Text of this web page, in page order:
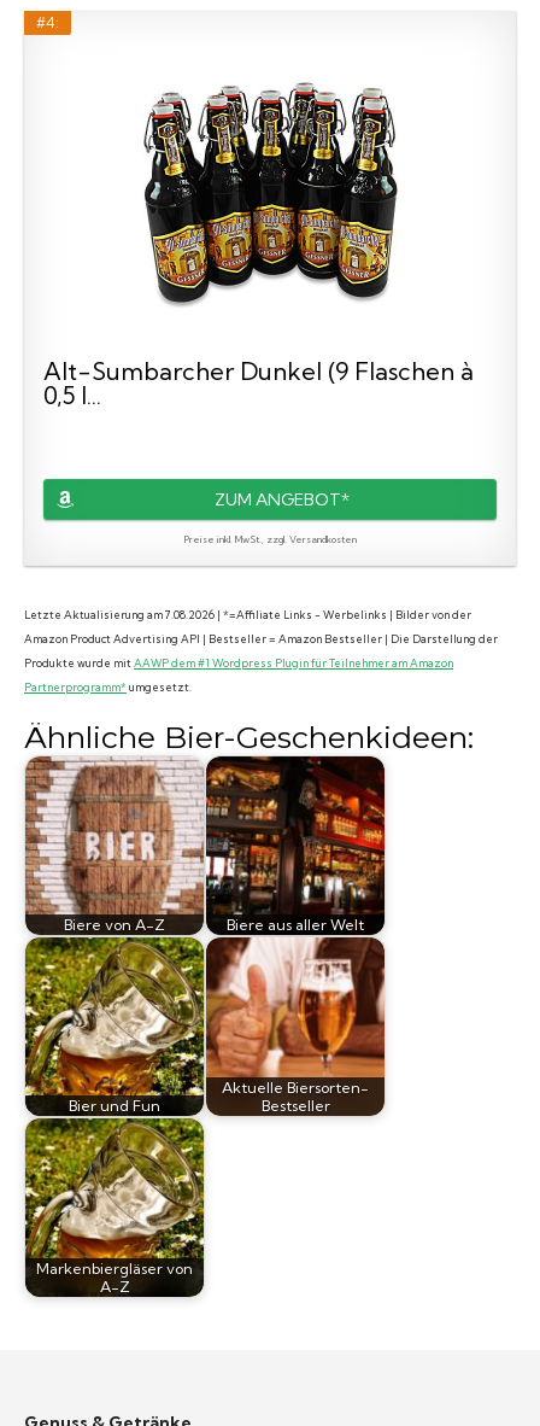
#4:
Alt-Sumbarcher Dunkel (9 Flaschen à
0,5 l...
ZUM ANGEBOT*
Preise inkl. MwSt., zzgl. Versandkosten
Letzte Aktualisierung am 7.08.2026 | *=Affiliate Links - Werbelinks | Bilder von der
Amazon Product Advertising API | Bestseller = Amazon Bestseller | Die Darstellung der
Produkte wurde mitAAWP dem #1 Wordpress Plugin für Teilnehmer am Amazon
Partnerprogramm* umgesetzt.
Ähnliche Bier-Geschenkideen:
Biere von A-Z Biere aus aller Welt
Bier und Fun
Aktuelle Biersorten-
Bestseller
Markenbiergläser von
A-Z